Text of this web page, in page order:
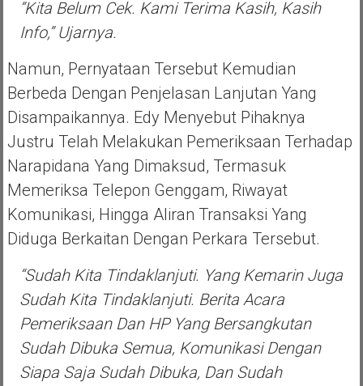
“Kita Belum Cek. Kami Terima Kasih, Kasih
Info,” Ujarnya.
Namun, Pernyataan Tersebut Kemudian
Berbeda Dengan Penjelasan Lanjutan Yang
Disampaikannya. Edy Menyebut Pihaknya
Justru Telah Melakukan Pemeriksaan Terhadap
Narapidana Yang Dimaksud, Termasuk
Memeriksa Telepon Genggam, Riwayat
Komunikasi, Hingga Aliran Transaksi Yang
Diduga Berkaitan Dengan Perkara Tersebut.
“Sudah Kita Tindaklanjuti. Yang Kemarin Juga
Sudah Kita Tindaklanjuti. Berita Acara
Pemeriksaan Dan HP Yang Bersangkutan
Sudah Dibuka Semua, Komunikasi Dengan
Siapa Saja Sudah Dibuka, Dan Sudah